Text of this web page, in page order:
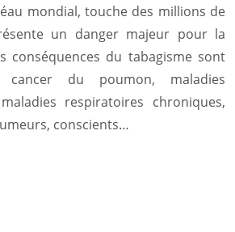
mondial, touche des millions de
un danger majeur pour la
conséquences du tabagisme sont
du poumon, maladies
respiratoires chroniques,
conscients…